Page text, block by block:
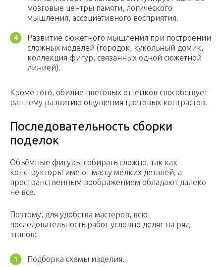
мозговые центры памяти, логического
мышления, ассоциативного восприятия.
Развитие сюжетного мышления при построении
сложных моделей (городок, кукольный домик,
коллекция фигур, связанных одной сюжетной
линией).
Кроме того, обилие цветовых оттенков способствует
раннему развитию ощущения цветовых контрастов.
Последовательность сборки
поделок
Объёмные фигуры собирать сложно, так как
конструкторы имеют массу мелких деталей, а
пространственным воображением обладают далеко
не все.
Поэтому, для удобства мастеров, всю
последовательность работ условно делят на ряд
этапов:
Подборка схемы изделия.